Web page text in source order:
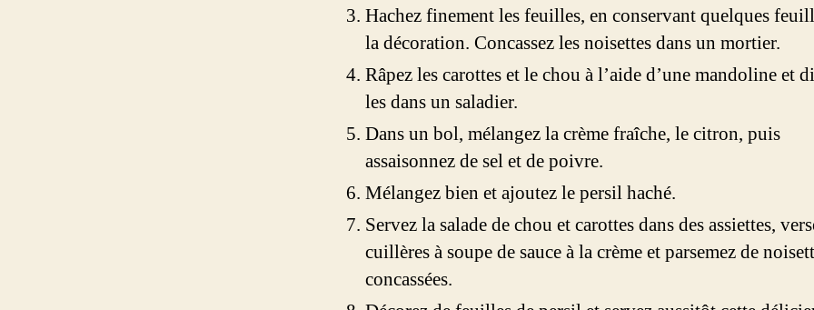
Hachez finement les feuilles, en conservant quelques
la décoration. Concassez les noisettes dans un mortier.
Râpez les carottes et le chou à l’aide d’une mandoline et
les dans un saladier.
Dans un bol, mélangez la crème fraîche, le citron, puis
assaisonnez de sel et de poivre.
Mélangez bien et ajoutez le persil haché.
Servez la salade de chou et carottes dans des assiettes,
cuillères à soupe de sauce à la crème et parsemez de
concassées.